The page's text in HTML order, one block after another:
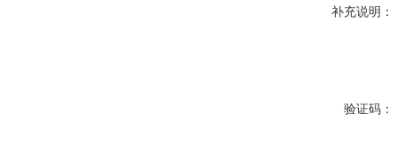
补充说明：
验证码：